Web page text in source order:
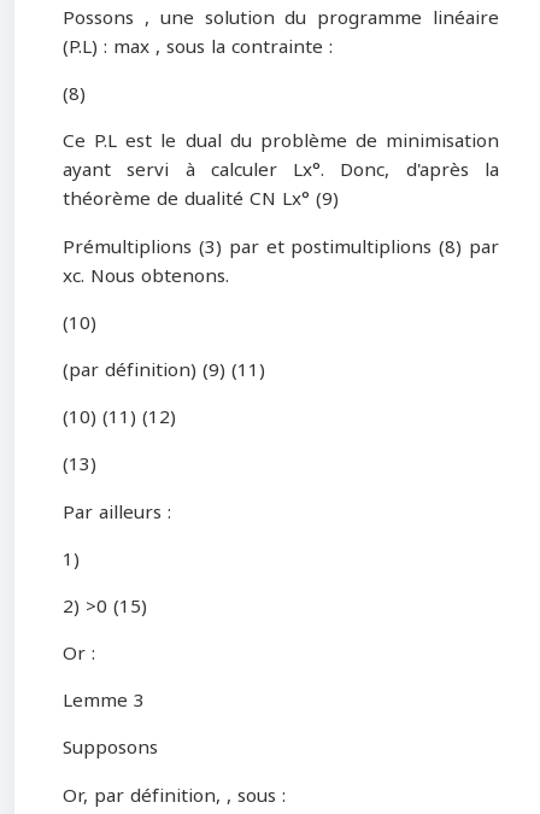
Possons , une solution du programme linéaire
(P.L) : max , sous la contrainte :
(8)
Ce P.L est le dual du problème de minimisation
ayant servi à calculer Lx°. Donc, d'après la
théorème de dualité CN Lx° (9)
Prémultiplions (3) par et postimultiplions (8) par
xc. Nous obtenons.
(10)
(par définition) (9) (11)
(10) (11) (12)
(13)
Par ailleurs :
1)
2) >0 (15)
Or :
Lemme 3
Supposons
Or, par définition, , sous :